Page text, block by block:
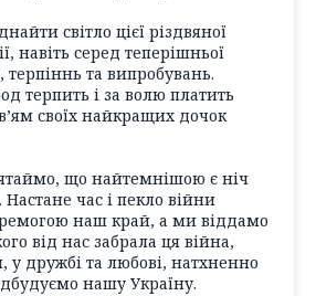
світло цієї різдвяної
навіть серед теперішньої
та випробувань.
терпить і за волю платить
своїх найкращих дочок
що найтемнішою є ніч
час і пекло війни
наш край, а ми віддамо
від нас забрала ця війна,
у дружбі та любові, натхненно
нашу Україну.